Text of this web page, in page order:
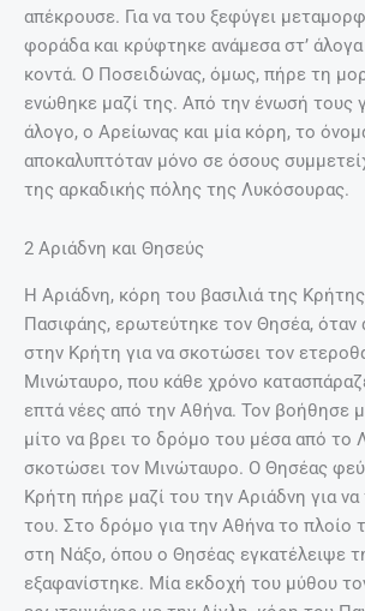
απέκρουσε. Για να του ξεφύγει
φοράδα και κρύφτηκε ανάμεσα στ’
κοντά. Ο Ποσειδώνας, όμως, πήρε τη
ενώθηκε μαζί της. Από την ένωσή τους
άλογο, ο Αρείωνας και μία κόρη, το
αποκαλυπτόταν μόνο σε όσους
της αρκαδικής πόλης της Λυκόσουρας.
2 Αριάδνη και Θησεύς
Η Αριάδνη, κόρη του βασιλιά της
Πασιφάης, ερωτεύτηκε τον Θησέα, όταν
στην Κρήτη για να σκοτώσει τον
Μινώταυρο, που κάθε χρόνο
επτά νέες από την Αθήνα. Τον βοήθησε
μίτο να βρει το δρόμο του μέσα από το
σκοτώσει τον Μινώταυρο. Ο Θησέας
Κρήτη πήρε μαζί του την Αριάδνη για να
του. Στο δρόμο για την Αθήνα το πλοίο
στη Νάξο, όπου ο Θησέας εγκατέλειψε
εξαφανίστηκε. Μία εκδοχή του μύθου